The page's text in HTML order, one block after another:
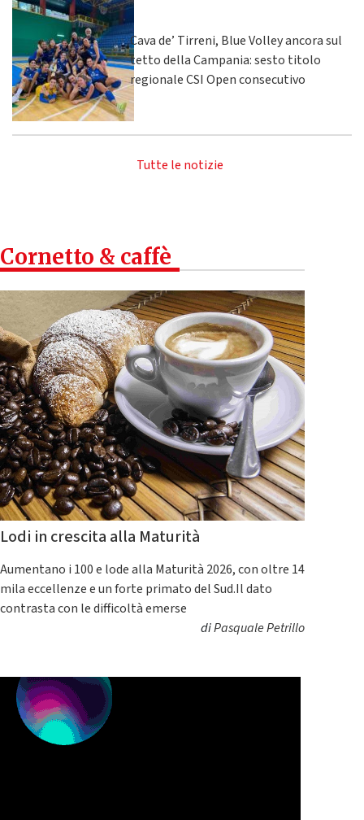
Cava de’ Tirreni, Blue Volley ancora sul
tetto della Campania: sesto titolo
regionale CSI Open consecutivo
Tutte le notizie
Cornetto & caffè
Lodi in crescita alla Maturità
Aumentano i 100 e lode alla Maturità 2026, con oltre 14
mila eccellenze e un forte primato del Sud.Il dato
contrasta con le difficoltà emerse
diPasquale Petrillo